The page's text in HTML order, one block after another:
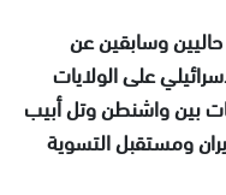
وسابقين عن
على الولايات
بين واشنطن وتل أبيب
ومستقبل التسوية